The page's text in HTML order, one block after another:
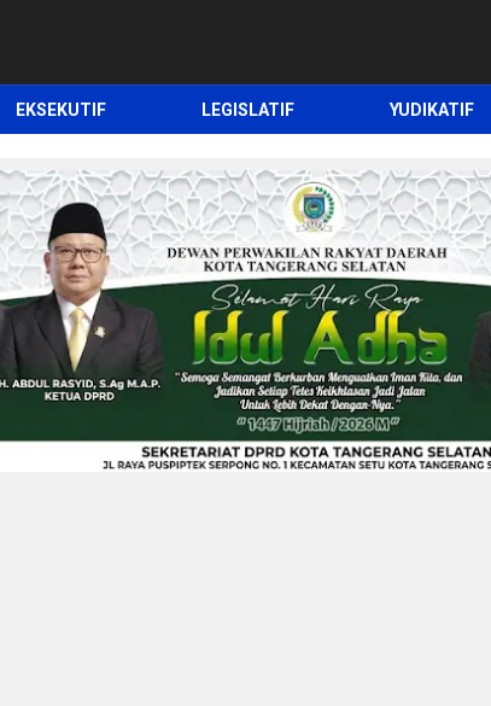
EKSEKUTIF LEGISLATIF YUDIKATIF